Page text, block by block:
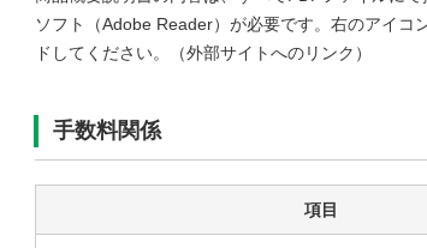
ソフト（Adobe Reader）が必要です。右のアイコ
ドしてください。（外部サイトへのリンク）
手数料関係
項目